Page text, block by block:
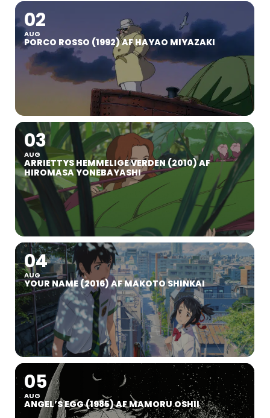
02
AUG
PORCO ROSSO (1992) AF HAYAO MIYAZAKI
03
AUG
ARRIETTYS HEMMELIGE VERDEN (2010) AF
HIROMASA YONEBAYASHI
04
AUG
YOUR NAME (2016) AF MAKOTO SHINKAI
05
AUG
ANGEL’S EGG (1985) AF MAMORU OSHII